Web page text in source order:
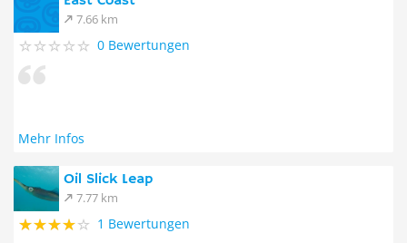
7.66 km
0 Bewertungen
Mehr Infos
Oil Slick Leap
7.77 km
1 Bewertungen